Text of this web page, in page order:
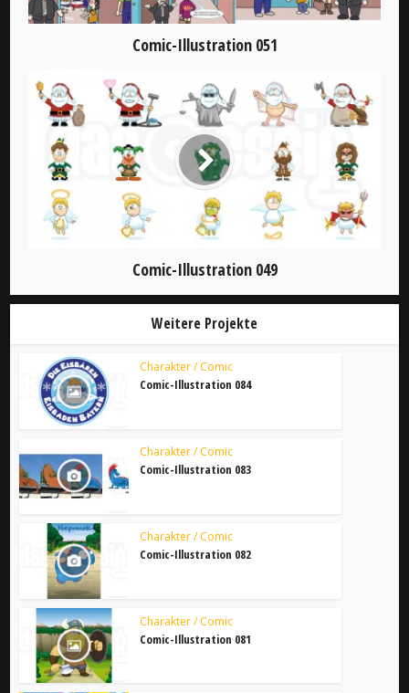
Comic-Illustration 051
Comic-Illustration 049
Weitere Projekte
Charakter / Comic
Comic-Illustration 084
Charakter / Comic
Comic-Illustration 083
Charakter / Comic
Comic-Illustration 082
Charakter / Comic
Comic-Illustration 081